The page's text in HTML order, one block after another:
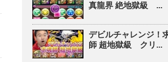
真龍界 絶地獄級 ...
デビルチャレンジ！
師 超地獄級 クリ...